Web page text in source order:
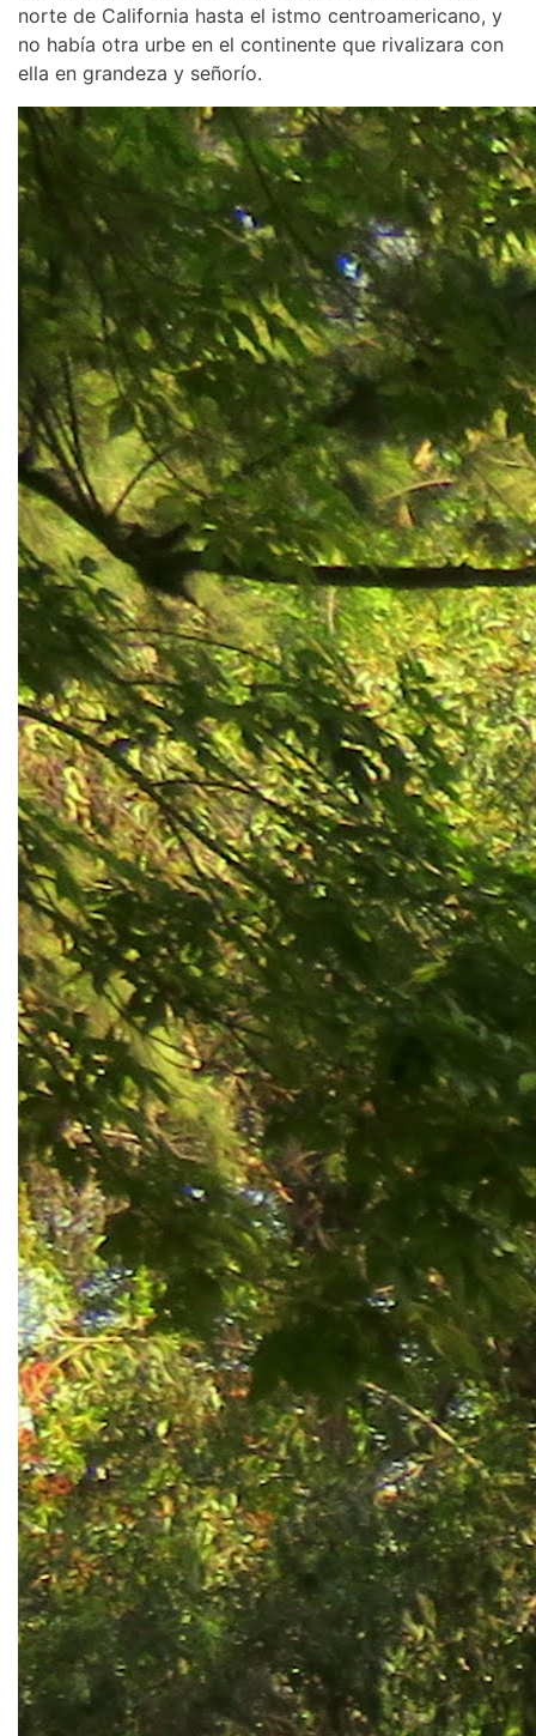
norte de California hasta el istmo centroamericano, y
no había otra urbe en el continente que rivalizara con
ella en grandeza y señorío.